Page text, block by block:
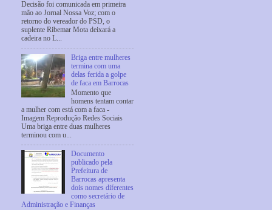
Decisão foi comunicada em primeira
mão ao Jornal Nossa Voz; com o
retorno do vereador do PSD, o
suplente Ribemar Mota deixará a
cadeira no L...
Briga entre mulheres
termina com uma
delas ferida a golpe
de faca em Barrocas
Momento que
homens tentam contar
a mulher com está com a faca -
Imagem Reprodução Redes Sociais
Uma briga entre duas mulheres
terminou com u...
Documento
publicado pela
Prefeitura de
Barrocas apresenta
dois nomes diferentes
como secretário de
Administração e Finanças